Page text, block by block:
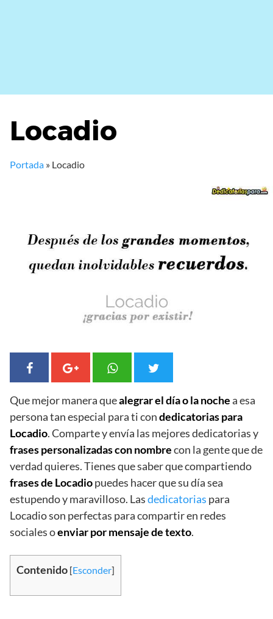
Locadio
Portada » Locadio
Que mejor manera quealegrar el día o la nochea esa
persona tan especial para ti condedicatorias para
Locadio. Comparte y envía las mejores dedicatorias y
frases personalizadas con nombrecon la gente que de
verdad quieres. Tienes que saber que compartiendo
frases de Locadiopuedes hacer que su día sea
estupendo y maravilloso. Lasdedicatorias para
Locadio son perfectas para compartir en redes
sociales oenviar por mensaje de texto.
Contenido [Esconder]